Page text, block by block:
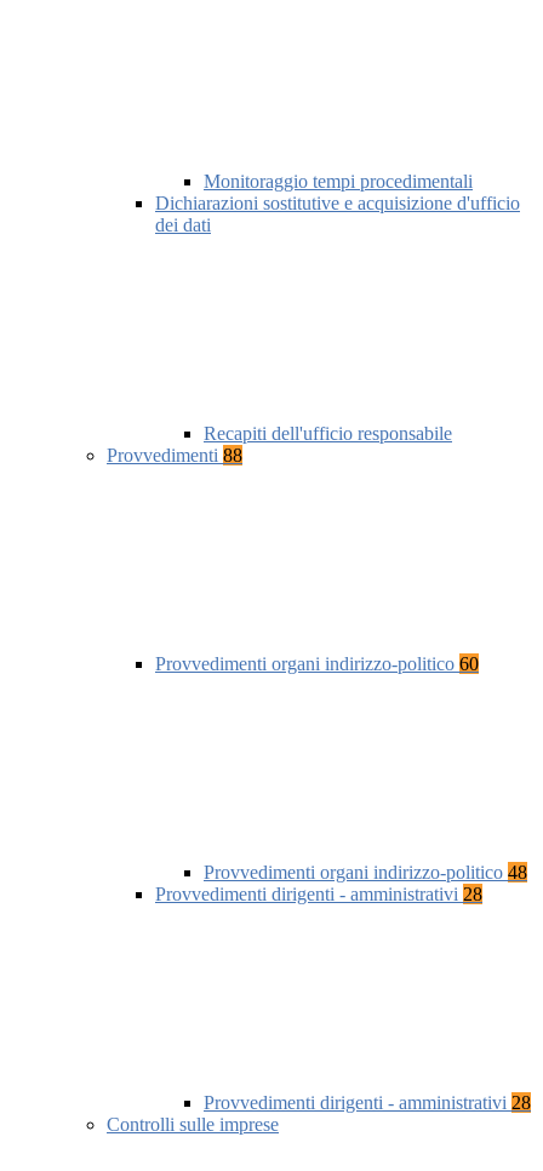
Monitoraggio tempi procedimentali
Dichiarazioni sostitutive e acquisizione d'ufficio
dei dati
Recapiti dell'ufficio responsabile
Provvedimenti 88
Provvedimenti organi indirizzo-politico 60
Provvedimenti organi indirizzo-politico 48
Provvedimenti dirigenti - amministrativi 28
Provvedimenti dirigenti - amministrativi 28
Controlli sulle imprese